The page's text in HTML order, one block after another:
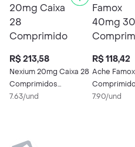
R$ 213,58
Nexium 20mg Caixa 28
Comprimidos
Revestidos de
7.63/und
R$ 118,42
Ache
7.90/und